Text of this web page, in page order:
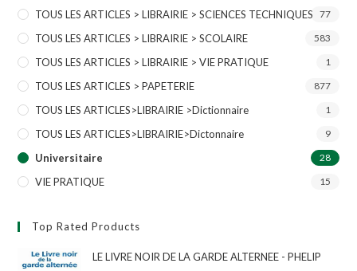
TOUS LES ARTICLES > LIBRAIRIE > SCIENCES TECHNIQUES 77
TOUS LES ARTICLES > LIBRAIRIE > SCOLAIRE 583
TOUS LES ARTICLES > LIBRAIRIE > VIE PRATIQUE 1
TOUS LES ARTICLES > PAPETERIE 877
TOUS LES ARTICLES>LIBRAIRIE >Dictionnaire 1
TOUS LES ARTICLES>LIBRAIRIE>Dictonnaire 9
Universitaire 28
VIE PRATIQUE 15
Top Rated Products
LE LIVRE NOIR DE LA GARDE ALTERNEE - PHELIP